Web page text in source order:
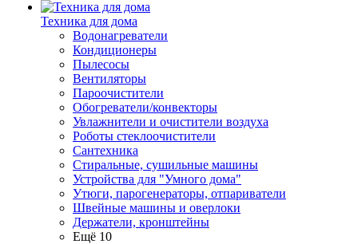
Техника для дома
Водонагреватели
Кондиционеры
Пылесосы
Вентиляторы
Пароочистители
Обогреватели/конвекторы
Увлажнители и очистители воздуха
Роботы стеклоочистители
Сантехника
Стиральные, сушильные машины
Устройства для "Умного дома"
Утюги, парогенераторы, отпариватели
Швейные машины и оверлоки
Держатели, кронштейны
Ещё 10